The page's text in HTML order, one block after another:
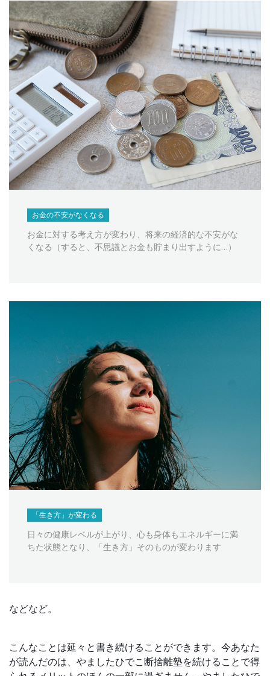
お金の不安がなくなる
お金に対する考え方が変わり、将来の経済的な不安がな
くなる（すると、不思議とお金も貯まり出すように…）
「生き方」が変わる
日々の健康レベルが上がり、心も身体もエネルギーに満
ちた状態となり、「生き方」そのものが変わります
などなど。
こんなことは延々と書き続けることができます。今あなた
が読んだのは、やましたひでこ断捨離塾を続けることで得